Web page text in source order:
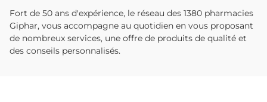
Fort de 50 ans d'expérience, le réseau des 1380 pharmacies
Giphar, vous accompagne au quotidien en vous proposant
de nombreux services, une offre de produits de qualité et
des conseils personnalisés.